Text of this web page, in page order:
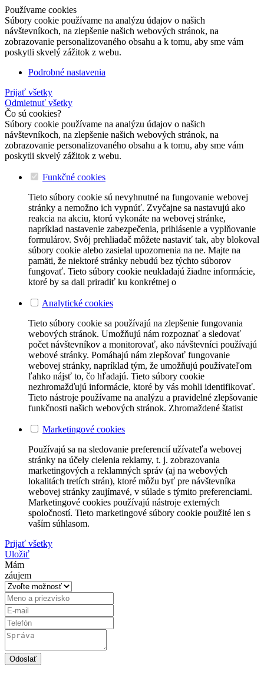
Používame cookies
Súbory cookie používame na analýzu údajov o našich
návštevníkoch, na zlepšenie našich webových stránok, na
zobrazovanie personalizovaného obsahu a k tomu, aby sme vám
poskytli skvelý zážitok z webu.
Podrobné nastavenia
Prijať všetky
Odmietnuť všetky
Čo sú cookies?
Súbory cookie používame na analýzu údajov o našich
návštevníkoch, na zlepšenie našich webových stránok, na
zobrazovanie personalizovaného obsahu a k tomu, aby sme vám
poskytli skvelý zážitok z webu.
Funkčné cookies
Tieto súbory cookie sú nevyhnutné na fungovanie webovej
stránky a nemožno ich vypnúť. Zvyčajne sa nastavujú ako
reakcia na akciu, ktorú vykonáte na webovej stránke,
napríklad nastavenie zabezpečenia, prihlásenie a vyplňovanie
formulárov. Svôj prehliadač môžete nastaviť tak, aby blokoval
súbory cookie alebo zasielal upozornenia na ne. Majte na
pamäti, že niektoré stránky nebudú bez týchto súborov
fungovať. Tieto súbory cookie neukladajú žiadne informácie,
ktoré by sa dali priradiť ku konkrétnej o
Analytické cookies
Tieto súbory cookie sa používajú na zlepšenie fungovania
webových stránok. Umožňujú nám rozpoznať a sledovať
počet návštevníkov a monitorovať, ako návštevníci používajú
webové stránky. Pomáhajú nám zlepšovať fungovanie
webovej stránky, napríklad tým, že umožňujú používateľom
ľahko nájsť to, čo hľadajú. Tieto súbory cookie
nezhromažďujú informácie, ktoré by vás mohli identifikovať.
Tieto nástroje používame na analýzu a pravidelné zlepšovanie
funkčnosti našich webových stránok. Zhromaždené štatist
Marketingové cookies
Používajú sa na sledovanie preferencií užívateľa webovej
stránky na účely cielenia reklamy, t. j. zobrazovania
marketingových a reklamných správ (aj na webových
lokalitách tretích strán), ktoré môžu byť pre návštevníka
webovej stránky zaujímavé, v súlade s týmito preferenciami.
Marketingové cookies používajú nástroje externých
spoločností. Tieto marketingové súbory cookie použité len s
vaším súhlasom.
Prijať všetky
Uložiť
Mám
záujem